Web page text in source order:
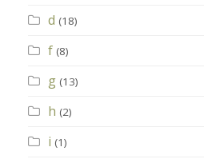
d (18)
f (8)
g (13)
h (2)
i (1)